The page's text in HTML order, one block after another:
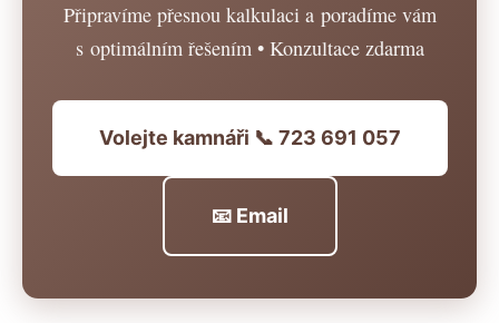
Připravíme přesnou kalkulaci a poradíme vám
s optimálním řešením • Konzultace zdarma
Volejte kamnáři 📞 723 691 057
📧 Email